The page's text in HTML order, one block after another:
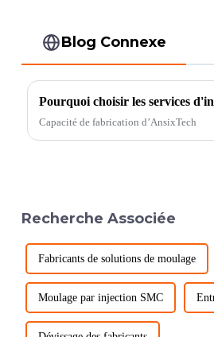
Blog Connexe
Pourquoi choisir les services
Capacité de fabrication d’AnsixTech
Recherche Associée
Fabricants de solutions de moulage
Moulage par injection SMC